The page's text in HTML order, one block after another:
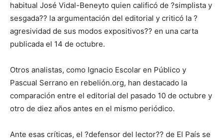
habitual José Vidal-Beneyto quien calificó de ?simplista y
sesgada?? la argumentación del editorial y criticó la ?
agresividad de sus modos expositivos?? en una carta
publicada el 14 de octubre.
Otros analistas, como Ignacio Escolar en Público y
Pascual Serrano en rebelión.org, han destacado la
comparación entre el editorial del pasado 10 de octubre y
otro de diez años antes en el mismo periódico.
Ante esas críticas, el ?defensor del lector?? de El País se